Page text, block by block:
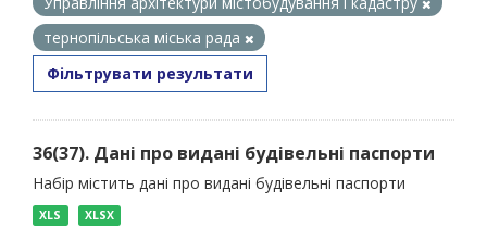
тернопільська міська рада
Фільтрувати результати
36(37). Дані про видані будівельні паспорти
Набір містить дані про видані будівельні паспорти
XLS XLSX